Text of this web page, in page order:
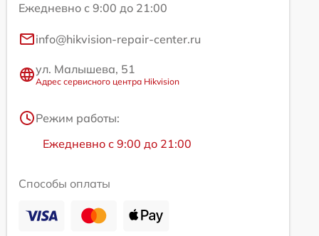
Ежедневно с 9:00 до 21:00
info@hikvision-repair-center.ru
ул. Малышева, 51
Адрес сервисного центра Hikvision
Режим работы:
Ежедневно с 9:00 до 21:00
Способы оплаты